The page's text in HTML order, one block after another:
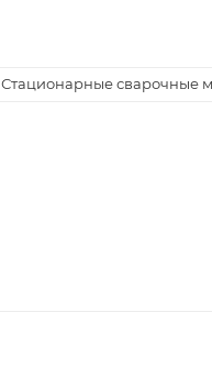
Стационарные сварочные